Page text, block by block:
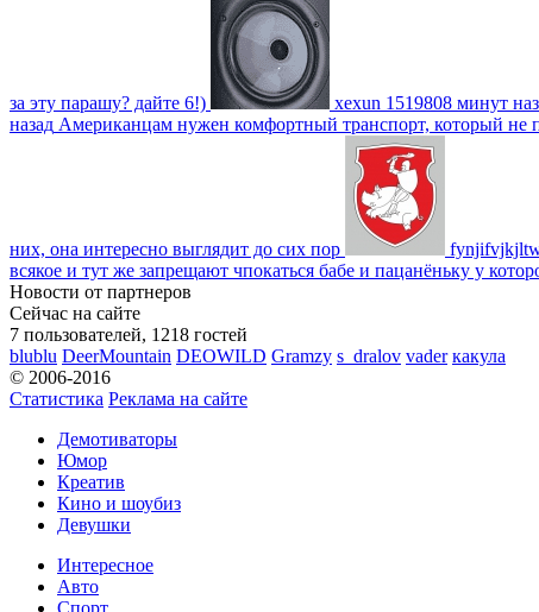
за эту парашу? дайте 6!) xexun 1519808 минут
назад Американцам нужен комфортный транспорт, который не
них, она интересно выглядит до сих пор
всякое и тут же запрещают чпокаться бабе и пацанёньку у
Новости от партнеров
Сейчас на сайте
7 пользователей, 1218 гостей
blublu DeerMountain DEOWILD Gramzy s_dralov vader какула
© 2006-2016
Статистика Реклама на сайте
Демотиваторы
Юмор
Креатив
Кино и шоубиз
Девушки
Интересное
Авто
Спорт